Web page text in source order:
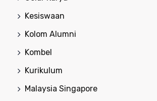
Kesiswaan
Kolom Alumni
Kombel
Kurikulum
Malaysia Singapore